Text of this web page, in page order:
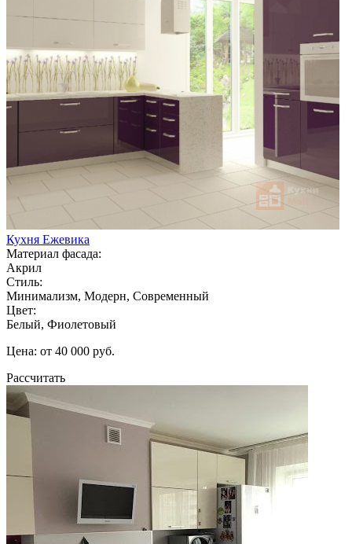
Кухня Ежевика
Материал фасада:
Акрил
Стиль:
Минимализм, Модерн, Современный
Цвет:
Белый, Фиолетовый
Цена: от 40 000 руб.
Рассчитать